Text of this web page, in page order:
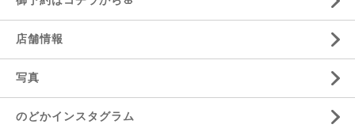
店舗情報
写真
のどかインスタグラム